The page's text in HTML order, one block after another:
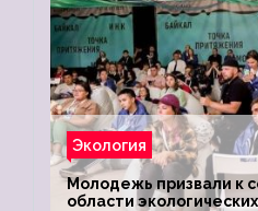
Экология
Молодежь призвали к
области